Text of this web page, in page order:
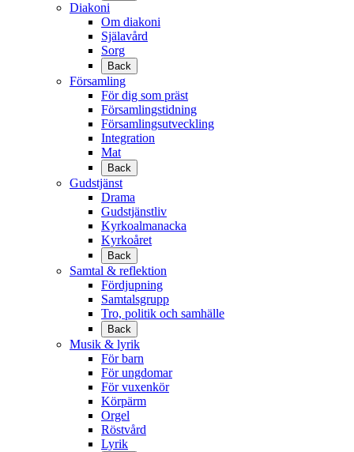
Diakoni
Om diakoni
Själavård
Sorg
Back
Församling
För dig som präst
Församlingstidning
Församlingsutveckling
Integration
Mat
Back
Gudstjänst
Drama
Gudstjänstliv
Kyrkoalmanacka
Kyrkoåret
Back
Samtal & reflektion
Fördjupning
Samtalsgrupp
Tro, politik och samhälle
Back
Musik & lyrik
För barn
För ungdomar
För vuxenkör
Körpärm
Orgel
Röstvård
Lyrik